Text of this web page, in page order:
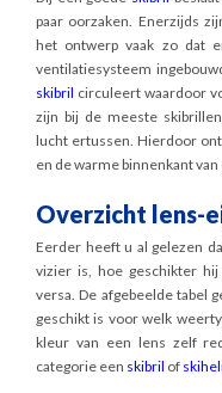
paar oorzaken. Enerzijds
het ontwerp vaak zo dat
ventilatiesysteem
skibril circuleert waardoor
zijn bij de meeste
lucht ertussen. Hierdoor
en de warme binnenkant van
Overzicht lens-
Eerder heeft u al gelezen
vizier is, hoe geschikter
versa. De afgebeelde tabel
geschikt is voor welk
kleur van een lens zelf
categorie een skibril of